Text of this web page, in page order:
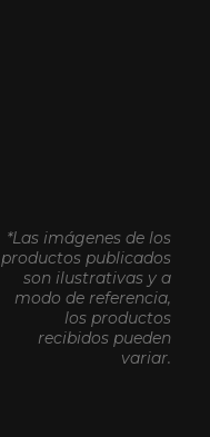
*Las imágenes de los
productos publicados
son ilustrativas y a
modo de referencia,
los productos
recibidos pueden
variar.